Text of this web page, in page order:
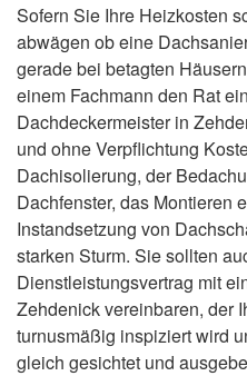
Sofern Sie Ihre Heizkosten
abwägen ob eine
gerade bei betagten
einem Fachmann den Rat
Dachdeckermeister in
und ohne Verpflichtung
Dachisolierung, der
Dachfenster, das Montieren
Instandsetzung von
starken Sturm. Sie sollten
Dienstleistungsvertrag mit
Zehdenick vereinbaren, der
turnusmäßig inspiziert wird
gleich gesichtet und